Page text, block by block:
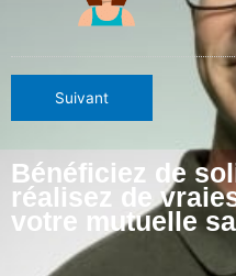
Bénéficiez de
réalisez de
votre mutuelle
Suivant